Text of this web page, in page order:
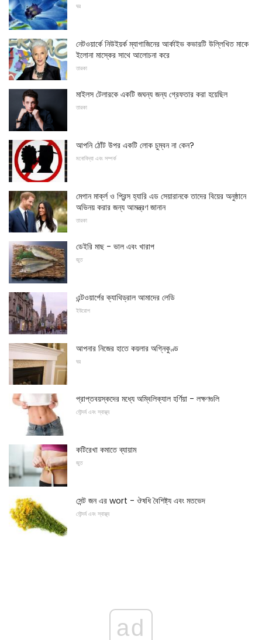
ঘর
নেটওয়ার্কে নিউইয়র্ক ম্যাগাজিনের আর্কাইভ কভারটি উল্লিখিত মাকে
ইলোনা মাস্কের সাথে আলোচনা করে
তারকা
মাইলস টেলারকে একটি জঘন্য জন্য গ্রেফতার করা হয়েছিল
তারকা
আপনি ঠোঁট উপর একটি লোক চুম্বন না কেন?
মনোবিদ্যা এবং সম্পর্ক
মেগান মার্ক্ল ও প্রিন্স হ্যারি এড সেয়ারানকে তাদের বিয়ের অনুষ্ঠানে
অভিনয় করার জন্য আমন্ত্রণ জানান
তারকা
ডেইরি মাছ - ভাল এবং খারাপ
জুত
এন্টওয়ার্পের ক্যাথিড্রাল আমাদের লেডি
ইউরোপ
আপনার নিজের হাতে কয়লার অগ্নিকুণ্ড
ঘর
প্রাপ্তবয়স্কদের মধ্যে অম্বিলিক্যাল হর্ণিয়া - লক্ষণগুলি
সৌন্দর্য এবং স্বাস্থ্য
কটিরেখা কমাতে ব্যায়াম
জুত
সেন্ট জন এর wort - ঔষধি বৈশিষ্ট্য এবং মতভেদ
সৌন্দর্য এবং স্বাস্থ্য
ad